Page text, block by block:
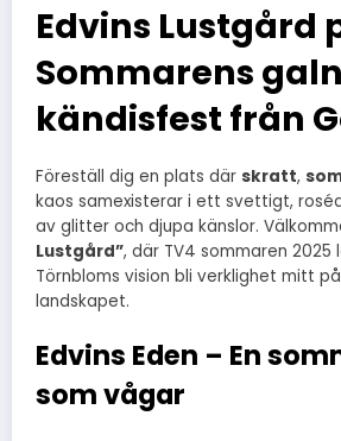
Edvins Lustgård
Sommarens
kändisfest från
Föreställ dig en plats där skratt,
kaos samexisterar i ett svettigt,
av glitter och djupa känslor.
Lustgård”, där TV4 sommaren 2025
Törnbloms vision bli verklighet mitt
landskapet.
Edvins Eden – En
som vågar